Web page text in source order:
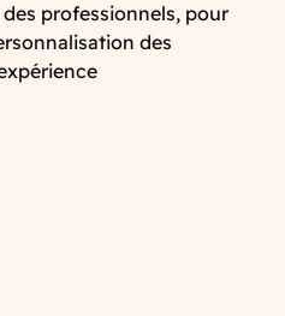
professionnels, pour
des